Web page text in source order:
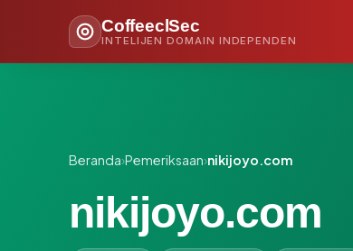
CoffeeclSec
INTELIJEN DOMAIN INDEPENDEN
Beranda›Pemeriksaan›nikijoyo.com
nikijoyo.com